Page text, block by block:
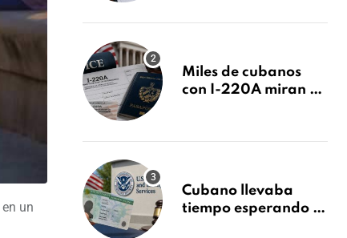
un
sin previo aviso
Miles de cubanos
con I-220A miran al
decidirse en una
Cubano llevaba
tiempo esperando su